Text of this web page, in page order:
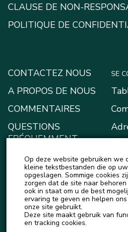
CLAUSE DE NON-
POLITIQUE DE
CONTACTEZ NOUS
A PROPOS DE NOUS
COMMENTAIRES
QUESTIONS
FRÉQUEMMENT
BLOG
ACTUALITÉS
SE
Op deze website gebruiken we
kleine tekstbestanden die op
opgeslagen. Sommige cookies
zorgen dat de site naar
ook in staat om u de best
ervaring te geven en helpen
onze site gebruikt.
Deze site maakt gebruik van
en tracking cookies.